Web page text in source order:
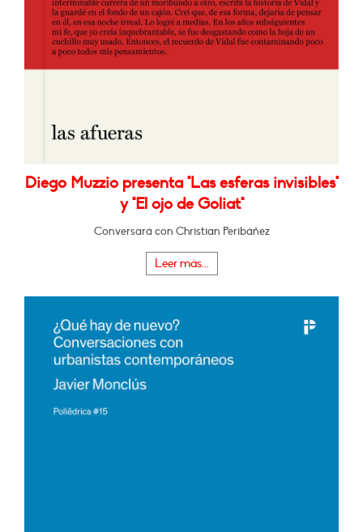
Diego Muzzio presenta "Las esferas invisibles"
y "El ojo de Goliat"
Conversará con Christian Peribáñez
Leer más...